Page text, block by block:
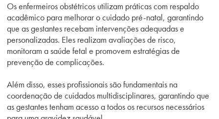
Os enfermeiros obstétricos utilizam práticas com respaldo
acadêmico para melhorar o cuidado pré-natal, garantindo
que as gestantes recebam intervenções adequadas e
personalizadas. Eles realizam avaliações de risco,
monitoram a saúde fetal e promovem estratégias de
prevenção de complicações.
Além disso, esses profissionais são fundamentais na
coordenação de cuidados multidisciplinares, garantindo que
as gestantes tenham acesso a todos os recursos necessários